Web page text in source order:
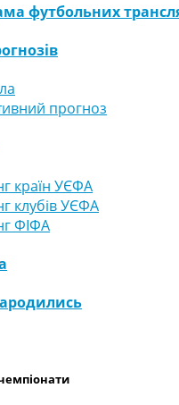
футбольних
прогноз
країн УЄФА
клубів УЄФА
ФІФА